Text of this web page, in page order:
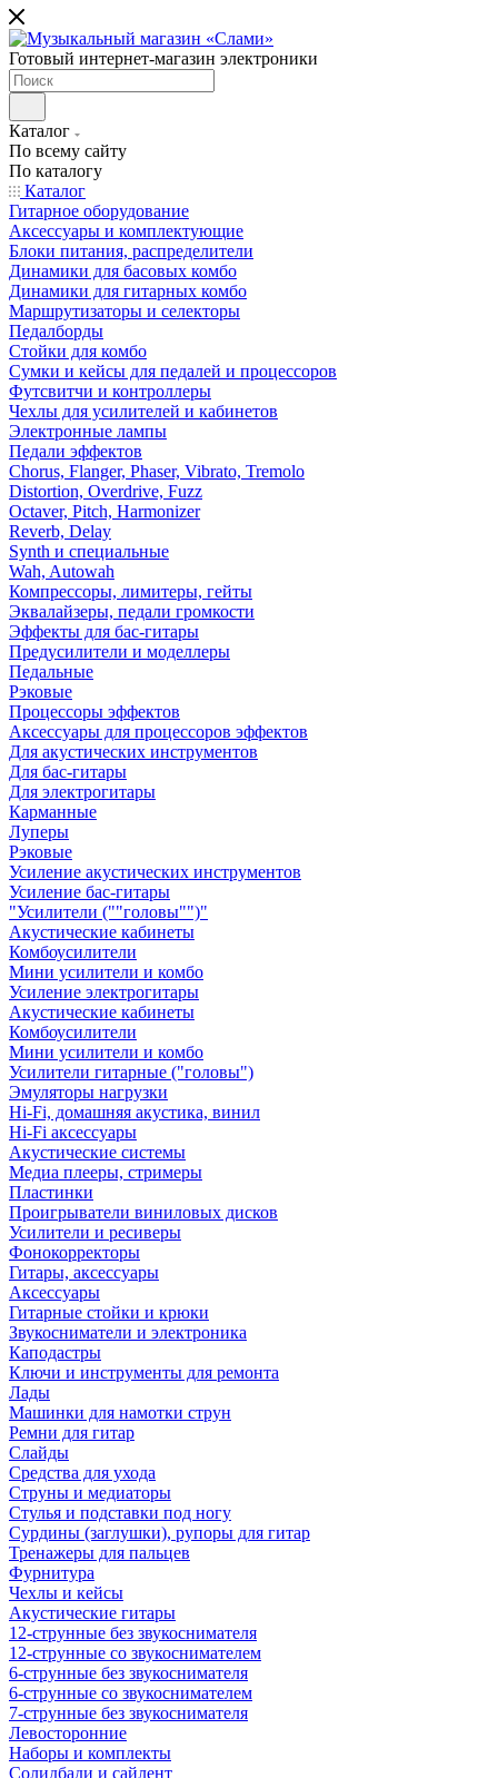
Готовый интернет-магазин электроники
Каталог
По всему сайту
По каталогу
Каталог
Гитарное оборудование
Аксессуары и комплектующие
Блоки питания, распределители
Динамики для басовых комбо
Динамики для гитарных комбо
Маршрутизаторы и селекторы
Педалборды
Стойки для комбо
Сумки и кейсы для педалей и процессоров
Футсвитчи и контроллеры
Чехлы для усилителей и кабинетов
Электронные лампы
Педали эффектов
Chorus, Flanger, Phaser, Vibrato, Tremolo
Distortion, Overdrive, Fuzz
Octaver, Pitch, Harmonizer
Reverb, Delay
Synth и специальные
Wah, Autowah
Компрессоры, лимитеры, гейты
Эквалайзеры, педали громкости
Эффекты для бас-гитары
Предусилители и моделлеры
Педальные
Рэковые
Процессоры эффектов
Аксессуары для процессоров эффектов
Для акустических инструментов
Для бас-гитары
Для электрогитары
Карманные
Луперы
Рэковые
Усиление акустических инструментов
Усиление бас-гитары
"Усилители (""головы"")"
Акустические кабинеты
Комбоусилители
Мини усилители и комбо
Усиление электрогитары
Акустические кабинеты
Комбоусилители
Мини усилители и комбо
Усилители гитарные ("головы")
Эмуляторы нагрузки
Hi-Fi, домашняя акустика, винил
Hi-Fi аксессуары
Акустические системы
Медиа плееры, стримеры
Пластинки
Проигрыватели виниловых дисков
Усилители и ресиверы
Фонокорректоры
Гитары, аксессуары
Аксессуары
Гитарные стойки и крюки
Звукосниматели и электроника
Каподастры
Ключи и инструменты для ремонта
Лады
Машинки для намотки струн
Ремни для гитар
Слайды
Средства для ухода
Струны и медиаторы
Стулья и подставки под ногу
Сурдины (заглушки), рупоры для гитар
Тренажеры для пальцев
Фурнитура
Чехлы и кейсы
Акустические гитары
12-струнные без звукоснимателя
12-струнные со звукоснимателем
6-струнные без звукоснимателя
6-струнные со звукоснимателем
7-струнные без звукоснимателя
Левосторонние
Наборы и комплекты
Солидбади и сайлент